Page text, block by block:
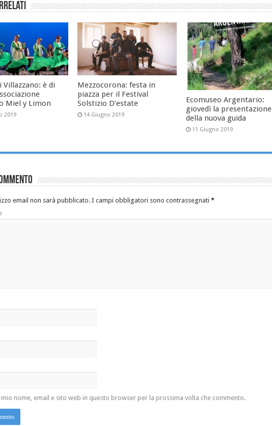
Villazzano: è di
Miel y Limon
2019
Mezzocorona: festa in
piazza per il Festival
Solstizio D’estate
14 Giugno 2019
Ecomuseo Argentario:
giovedì la presentazione
della nuova guida
11 Giugno 2019
email non sarà pubblicato.I campi obbligatori sono contrassegnati *
mio nome, email e sito web in questo browser per la prossima volta che commento.